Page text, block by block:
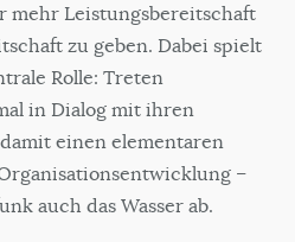
mehr Leistungsbereitschaft
zu geben. Dabei spielt
Rolle: Treten
in Dialog mit ihren
einen elementaren
–
auch das Wasser ab.